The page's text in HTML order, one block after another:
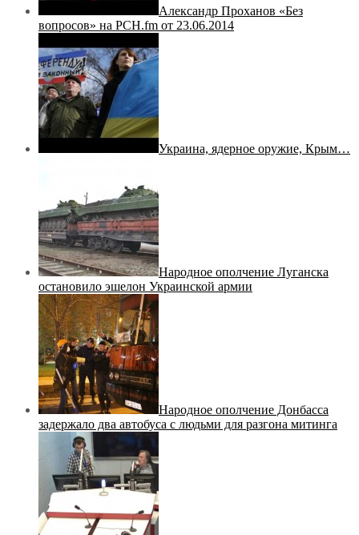
Александр Проханов «Без
вопросов» на РСН.fm от 23.06.2014
Украина, ядерное оружие, Крым…
Народное ополчение Луганска
остановило эшелон Украинской армии
Народное ополчение Донбасса
задержало два автобуса с людьми для разгона митинга